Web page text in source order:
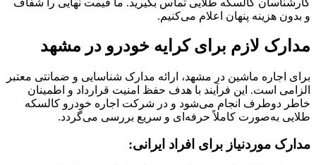
و بدون هزینه پنهان اعلام می‌کنیم.
مدارک لازم برای کرایه خودرو در مشهد
برای اجاره ماشین در مشهد، ارائه مدارک شناسایی و ضمانتی معتبر
الزامی است. این فرآیند با هدف حفظ امنیت قرارداد و اطمینان
خاطر دوطرف انجام می‌شود و در شرکت اجاره خودرو کالسکه
طلایی به‌صورت کاملاً حرفه‌ای و سریع بررسی می‌گردد.
مدارک موردنیاز برای افراد ایرانی: